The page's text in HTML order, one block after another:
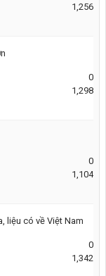
1,256
0
1,298
0
1,104
liệu có về Việt Nam
0
1,342